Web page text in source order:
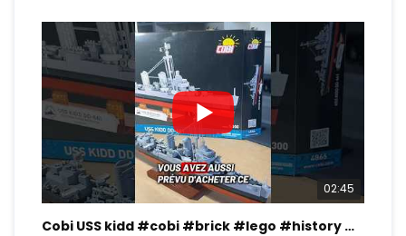
02:45
Cobi USS kidd #cobi #brick #lego #history #ww2